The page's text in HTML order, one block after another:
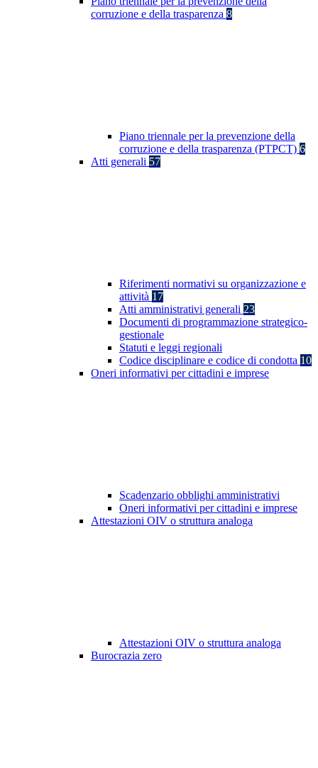
corruzione e della trasparenza 8
Piano triennale per la prevenzione della
corruzione e della trasparenza (PTPCT) 6
Atti generali 57
Riferimenti normativi su organizzazione e
attività 17
Atti amministrativi generali 23
Documenti di programmazione strategico-
gestionale
Statuti e leggi regionali
Codice disciplinare e codice di condotta 10
Oneri informativi per cittadini e imprese
Scadenzario obblighi amministrativi
Oneri informativi per cittadini e imprese
Attestazioni OIV o struttura analoga
Attestazioni OIV o struttura analoga
Burocrazia zero